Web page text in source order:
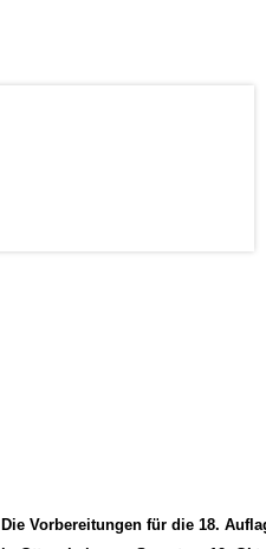
Die Vorbereitungen für die 18.